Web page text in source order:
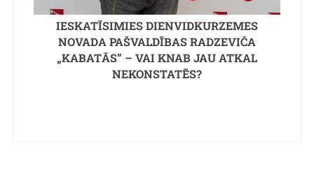
IESKATĪSIMIES DIENVIDKURZEMES
NOVADA PAŠVALDĪBAS RADZEVIČA
„KABATĀS” – VAI KNAB JAU ATKAL
NEKONSTATĒS?